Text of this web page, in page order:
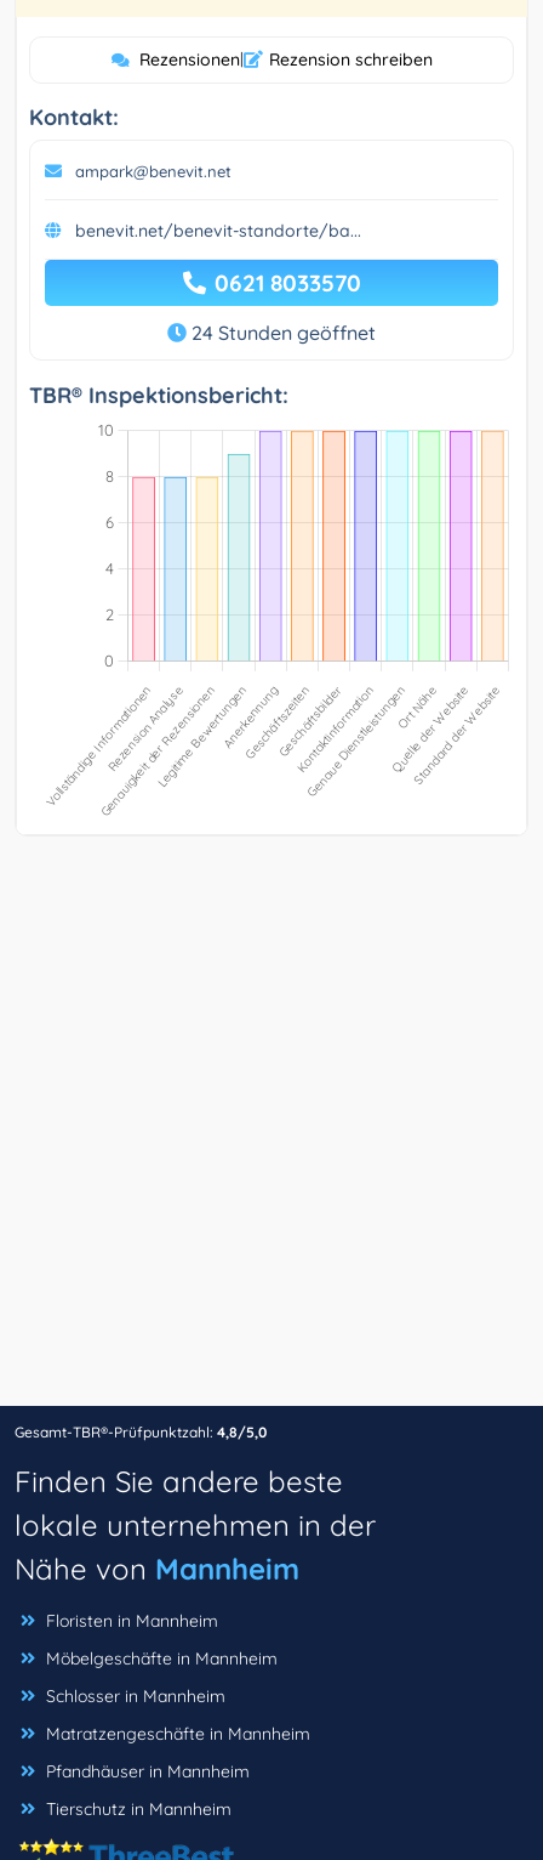
Rezensionen| Rezension schreiben
Kontakt:
ampark@benevit.net
benevit.net/benevit-standorte/ba...
0621 8033570
24 Stunden geöffnet
TBR® Inspektionsbericht:
Gesamt-TBR®-Prüfpunktzahl: 4,8/5,0
Finden Sie andere beste
lokale unternehmen in der
Nähe von Mannheim
Floristen in Mannheim
Möbelgeschäfte in Mannheim
Schlosser in Mannheim
Matratzengeschäfte in Mannheim
Pfandhäuser in Mannheim
Tierschutz in Mannheim